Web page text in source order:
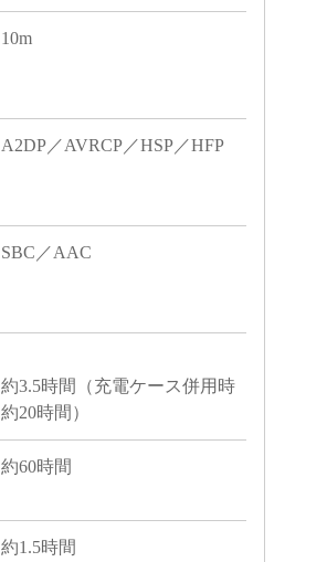
10m
A2DP／AVRCP／HSP／HFP
SBC／AAC
約3.5時間（充電ケース併用時
約20時間）
約60時間
約1.5時間